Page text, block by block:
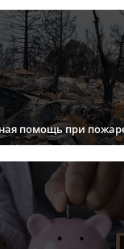
помощь при